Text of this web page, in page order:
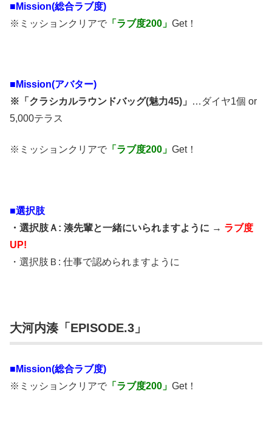
■Mission(総合ラブ度)
※ミッションクリアで 「ラブ度200」 Get！
■Mission(アバター)
※「クラシカルラウンドバッグ(魅力45)」
…ダイヤ1個 or
5,000テラス
※ミッションクリアで 「ラブ度200」 Get！
■選択肢
・選択肢Ａ: 湊先輩と一緒にいられますように → ラブ度
UP!
・選択肢Ｂ: 仕事で認められますように
大河内湊「EPISODE.3」
■Mission(総合ラブ度)
※ミッションクリアで 「ラブ度200」 Get！